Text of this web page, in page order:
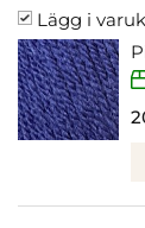
Lägg i